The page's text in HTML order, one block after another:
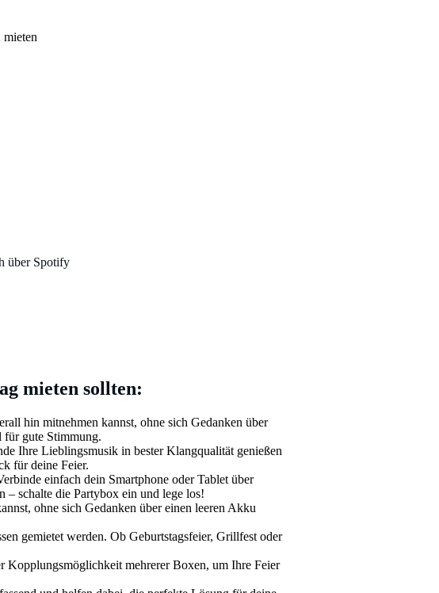
über Spotify
mieten sollten:
hin mitnehmen kannst, ohne sich Gedanken über
für gute Stimmung.
Ihre Lieblingsmusik in bester Klangqualität genießen
für deine Feier.
einfach dein Smartphone oder Tablet über
– schalte die Partybox ein und lege los!
ohne sich Gedanken über einen leeren Akku
gemietet werden. Ob Geburtstagsfeier, Grillfest oder
Kopplungsmöglichkeit mehrerer Boxen, um Ihre Feier